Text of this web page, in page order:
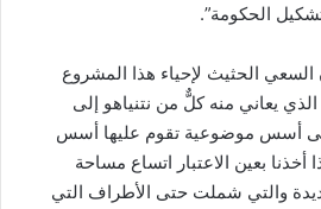
الحكومة”.
السعي الحثيث لإحياء هذا المشروع
يعاني منه كلٌّ من نتنياهو إلى
على أسس موضوعية تقوم عليها أسس
بعين الاعتبار اتساع مساحة
والتي شملت حتى الأطراف التي